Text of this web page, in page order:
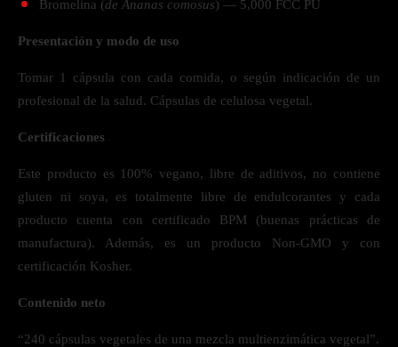
Bromelina (de Ananas comosus) — 5,000 FCC PU
Presentación y modo de uso
Tomar 1 cápsula con cada comida, o según indicación de un
profesional de la salud. Cápsulas de celulosa vegetal.
Certificaciones
Este producto es 100% vegano, libre de aditivos, no contiene
gluten ni soya, es totalmente libre de endulcorantes y cada
producto cuenta con certificado BPM (buenas prácticas de
manufactura). Además, es un producto Non-GMO y con
certificación Kosher.
Contenido neto
“240 cápsulas vegetales de una mezcla multienzimática vegetal”.